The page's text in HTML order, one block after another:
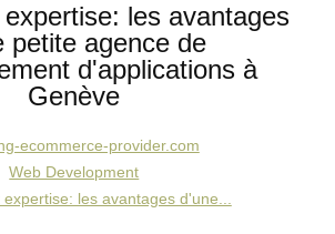
les avantages
petite agence de
d'applications à
Genève
ecommerce-provider.com
Web Development
expertise: les avantages d'une...